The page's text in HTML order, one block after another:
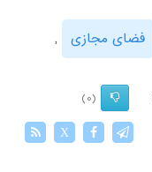
فضای مجازی
,
(0)
X